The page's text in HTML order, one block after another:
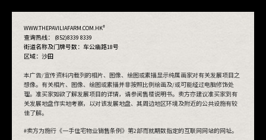
WWW.THEPAVILIAFARM.COM.HK#
查询热线： (852)8339 8339
街道名称及门牌号数： 车公庙路18号
区域：沙田
本广告/宣传资料内载列的相片、图像、绘图或素描显示纯属画家对有关发展项目之
想像。有关相片、图像、绘图或素描并非按照比例绘画及/或可能经过电脑修饰处
理。准买家如欲了解发展项目的详情，请参阅售楼说明书。卖方亦建议准买家到有
关发展地盘作实地考察，以对该发展地盘、其周边地区环境及附近的公共设施有较
佳了解。
#卖方为施行《一手住宅物业销售条例》第2部而就期数指定的互联网网站的网址。